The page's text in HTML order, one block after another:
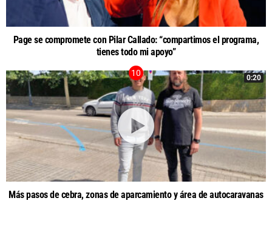
Page se compromete con Pilar Callado: “compartimos el programa,
tienes todo mi apoyo”
0:20
Más pasos de cebra, zonas de aparcamiento y área de autocaravanas